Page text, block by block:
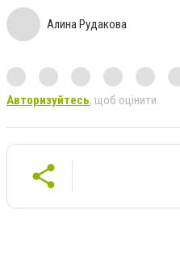
Алина Рудакова
Авторизуйтесь, щоб оцінити